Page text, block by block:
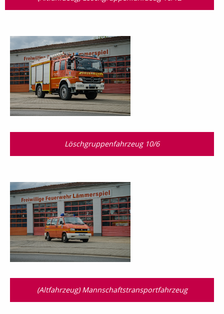
Löschgruppenfahrzeug 10/6
(Altfahrzeug) Mannschaftstransport­fahrzeug